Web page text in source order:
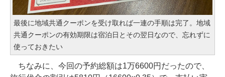
最後に地域共通クーポンを受け取れば一連の手順は完了。地域
共通クーポンの有効期限は宿泊日とその翌日なので、忘れずに
使っておきたい
ちなみに、今回の予約総額は1万6600円だったので、